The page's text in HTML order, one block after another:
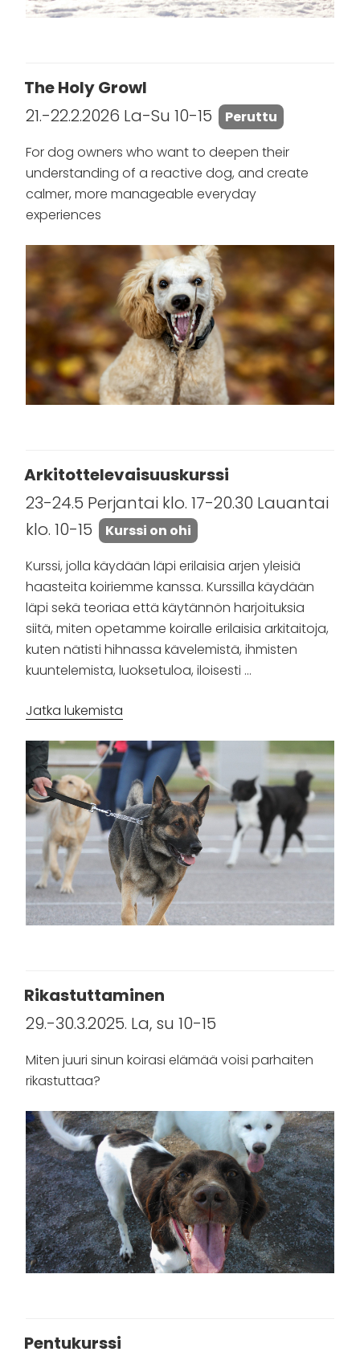
The Holy Growl
21.-22.2.2026 La-Su 10-15
Peruttu
For dog owners who want to deepen their
understanding of a reactive dog, and create
calmer, more manageable everyday
experiences
Arkitottelevaisuuskurssi
23-24.5 Perjantai klo. 17-20.30 Lauantai
klo. 10-15
Kurssi on ohi
Kurssi, jolla käydään läpi erilaisia arjen yleisiä
haasteita koiriemme kanssa. Kurssilla käydään
läpi sekä teoriaa että käytännön harjoituksia
siitä, miten opetamme koiralle erilaisia arkitaitoja,
kuten nätisti hihnassa kävelemistä, ihmisten
kuuntelemista, luoksetuloa, iloisesti …
Jatka lukemista
Rikastuttaminen
29.-30.3.2025. La, su 10-15
Miten juuri sinun koirasi elämää voisi parhaiten
rikastuttaa?
Pentukurssi